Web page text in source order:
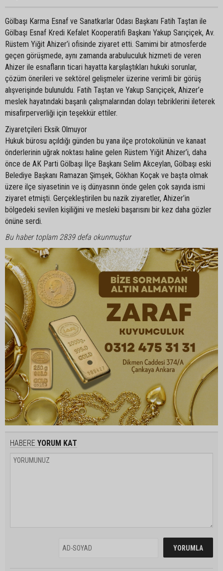
Gölbaşı Karma Esnaf ve Sanatkarlar Odası Başkanı Fatih Taştan ile
Gölbaşı Esnaf Kredi Kefalet Kooperatifi Başkanı Yakup Sarıçiçek, Av.
Rüstem Yiğit Ahizer’i ofisinde ziyaret etti. Samimi bir atmosferde
geçen görüşmede, aynı zamanda arabuluculuk hizmeti de veren
Ahizer ile esnafların ticari hayatta karşılaştıkları hukuki sorunlar,
çözüm önerileri ve sektörel gelişmeler üzerine verimli bir görüş
alışverişinde bulunuldu. Fatih Taştan ve Yakup Sarıçiçek, Ahizer’e
meslek hayatındaki başarılı çalışmalarından dolayı tebriklerini ileterek
misafirperverliği için teşekkür ettiler.
Ziyaretçileri Eksik Olmuyor
Hukuk bürosu açıldığı günden bu yana ilçe protokolünün ve kanaat
önderlerinin uğrak noktası haline gelen Rüstem Yiğit Ahizer’i, daha
önce de AK Parti Gölbaşı İlçe Başkanı Selim Akceylan, Gölbaşı eski
Belediye Başkanı Ramazan Şimşek, Gökhan Koçak ve başta olmak
üzere ilçe siyasetinin ve iş dünyasının önde gelen çok sayıda ismi
ziyaret etmişti. Gerçekleştirilen bu nazik ziyaretler, Ahizer’in
bölgedeki sevilen kişiliğini ve mesleki başarısını bir kez daha gözler
önüne serdi.
Bu haber toplam 2839 defa okunmuştur
HABERE YORUM KAT